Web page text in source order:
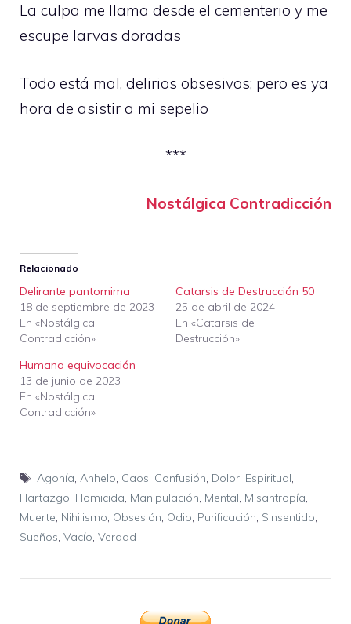
La culpa me llama desde el cementerio y me
escupe larvas doradas
Todo está mal, delirios obsesivos; pero es ya
hora de asistir a mi sepelio
***
Nostálgica Contradicción
Relacionado
Delirante pantomima
18 de septiembre de 2023
En «Nostálgica
Contradicción»
Catarsis de Destrucción 50
25 de abril de 2024
En «Catarsis de
Destrucción»
Humana equivocación
13 de junio de 2023
En «Nostálgica
Contradicción»
Etiquetas
Agonía, Anhelo, Caos, Confusión, Dolor, Espiritual,
Hartazgo, Homicida, Manipulación, Mental, Misantropía,
Muerte, Nihilismo, Obsesión, Odio, Purificación, Sinsentido,
Sueños, Vacío, Verdad